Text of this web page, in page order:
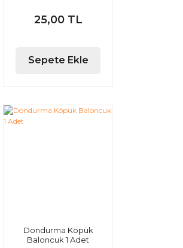
25,00 TL
Sepete Ekle
Dondurma Köpük
Baloncuk 1 Adet